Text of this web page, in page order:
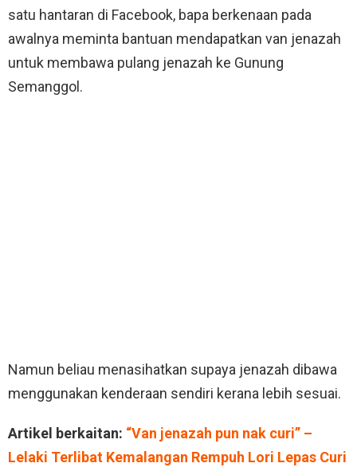
satu hantaran di Facebook, bapa berkenaan pada
awalnya meminta bantuan mendapatkan van jenazah
untuk membawa pulang jenazah ke Gunung
Semanggol.
Namun beliau menasihatkan supaya jenazah dibawa
menggunakan kenderaan sendiri kerana lebih sesuai.
Artikel berkaitan: “Van jenazah pun nak curi” –
Lelaki Terlibat Kemalangan Rempuh Lori Lepas Curi